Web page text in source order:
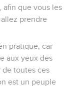
afin que vous les
prendre
pratique, car
aux yeux des
de toutes ces
est un peuple